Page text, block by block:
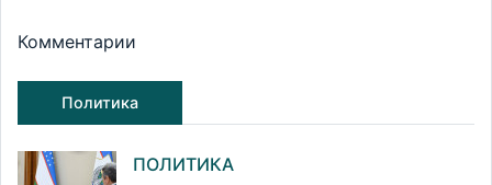
Комментарии
Политика
ПОЛИТИКА